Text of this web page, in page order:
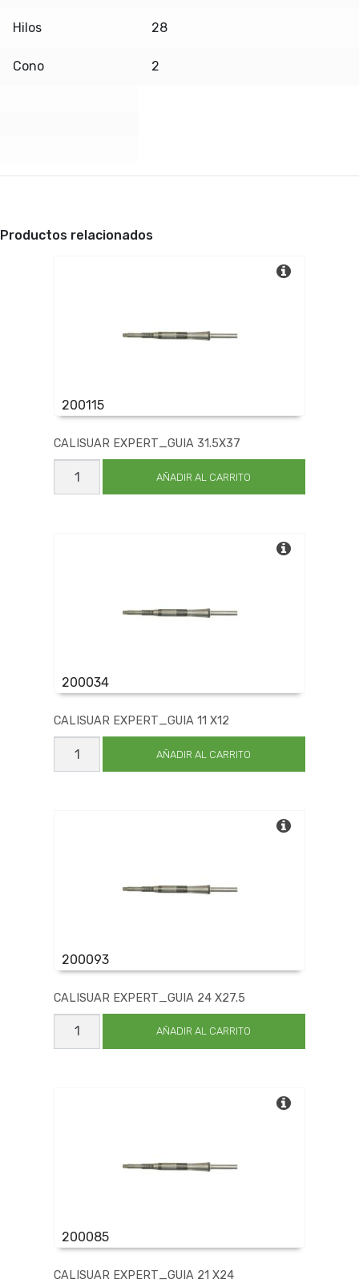
Hilos 28
Cono 2
Productos relacionados
200115
CALISUAR EXPERT_GUIA 31.5X37
CALISUAR
EXPERT_GUIA
31.5X37
AÑADIR AL CARRITO
200034
CALISUAR EXPERT_GUIA 11 X12
CALISUAR
EXPERT_GUIA
11
AÑADIR AL CARRITO
200093
CALISUAR EXPERT_GUIA 24 X27.5
CALISUAR
EXPERT_GUIA
24
AÑADIR AL CARRITO
200085
CALISUAR EXPERT_GUIA 21 X24